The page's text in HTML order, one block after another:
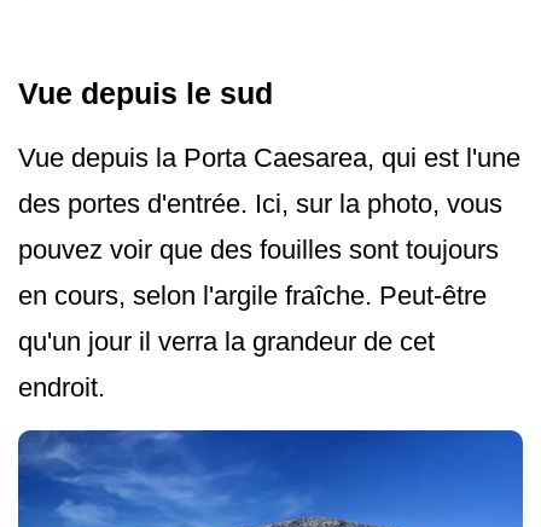
Vue depuis le sud
Vue depuis la Porta Caesarea, qui est l'une
des portes d'entrée. Ici, sur la photo, vous
pouvez voir que des fouilles sont toujours
en cours, selon l'argile fraîche. Peut-être
qu'un jour il verra la grandeur de cet
endroit.